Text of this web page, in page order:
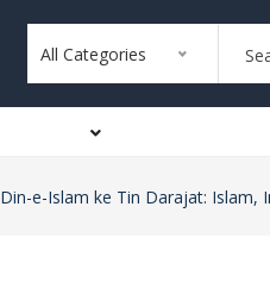
All Categories
Din-e-Islam ke Tin Darajat: Islam,